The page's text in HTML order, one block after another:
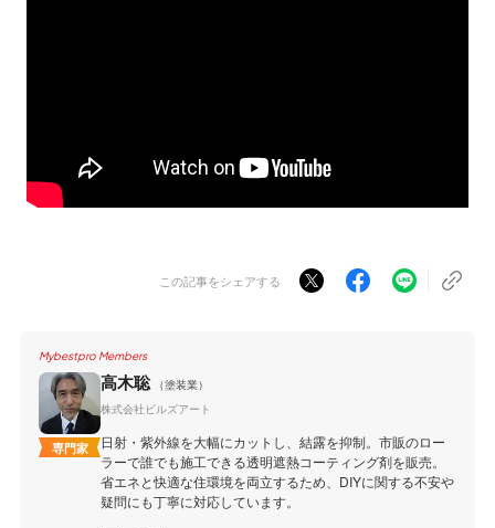
この記事をシェアする
Mybestpro Members
専門家
高木聡
（塗装業）
株式会社ビルズアート
日射・紫外線を大幅にカットし、結露を抑制。市販のロー
ラーで誰でも施工できる透明遮熱コーティング剤を販売。
省エネと快適な住環境を両立するため、DIYに関する不安や
疑問にも丁寧に対応しています。